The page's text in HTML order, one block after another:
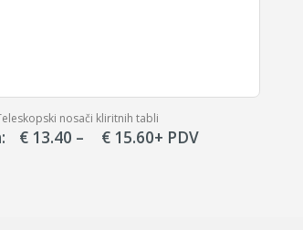
nosači kliritnih tabli
€13.40 – €15.60Price
+ PDV